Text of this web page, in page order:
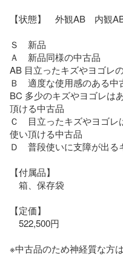
【状態】　外観AB　内観
Ｓ　新品
Ａ　新品同様の中古品
AB 目立ったキズやヨゴレ
Ｂ　適度な使用感のある中
BC 多少のキズやヨゴレは
頂ける中古品
Ｃ　目立ったキズやヨゴ
使い頂ける中古品
Ｄ　普段使いに支障が出
【付属品】
箱、保存袋
【定価】
522,500円
※中古品のため神経質な方